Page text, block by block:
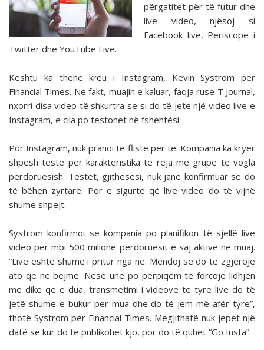
përgatitet për të futur dhe
live video, njësoj si
Facebook live, Periscope i
Twitter dhe YouTube Live.
Kështu ka thënë kreu i Instagram, Kevin Systrom për
Financial Times. Në fakt, muajin e kaluar, faqja ruse T Journal,
nxorri disa video të shkurtra se si do të jetë një video live e
Instagram, e cila po testohet në fshehtësi.
Por Instagram, nuk pranoi të fliste për të. Kompania ka kryer
shpesh teste për karakteristika të reja me grupe të vogla
përdoruesish. Testet, gjithësesi, nuk janë konfirmuar se do
të bëhen zyrtare. Por e sigurtë që live video do të vijnë
shumë shpejt.
Systrom konfirmoi se kompania po planifikon të sjellë live
video për mbi 500 milionë përdoruesit e saj aktivë në muaj.
“Live është shumë i pritur nga ne. Mendoj se do të zgjerojë
ato që ne bëjmë. Nëse unë po përpiqem të forcojë lidhjen
me dike që e dua, transmetimi i videove të tyre live do të
jetë shumë e bukur për mua dhe do të jem më afër tyre”,
thotë Systrom për Financial Times. Megjithatë nuk jepet një
datë se kur do të publikohet kjo, por do të quhet “Go Insta”.